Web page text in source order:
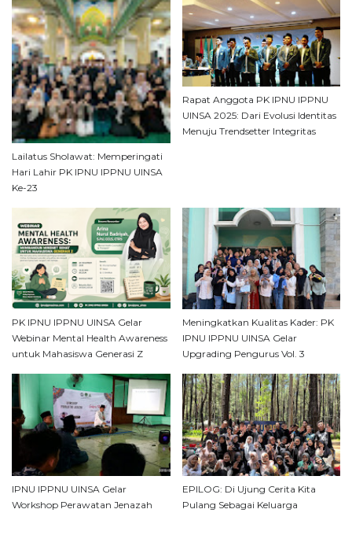
Lailatus Sholawat: Memperingati
Hari Lahir PK IPNU IPPNU UINSA
Ke-23
Rapat Anggota PK IPNU IPPNU
UINSA 2025: Dari Evolusi Identitas
Menuju Trendsetter Integritas
PK IPNU IPPNU UINSA Gelar
Webinar Mental Health Awareness
untuk Mahasiswa Generasi Z
Meningkatkan Kualitas Kader: PK
IPNU IPPNU UINSA Gelar
Upgrading Pengurus Vol. 3
IPNU IPPNU UINSA Gelar
Workshop Perawatan Jenazah
EPILOG: Di Ujung Cerita Kita
Pulang Sebagai Keluarga